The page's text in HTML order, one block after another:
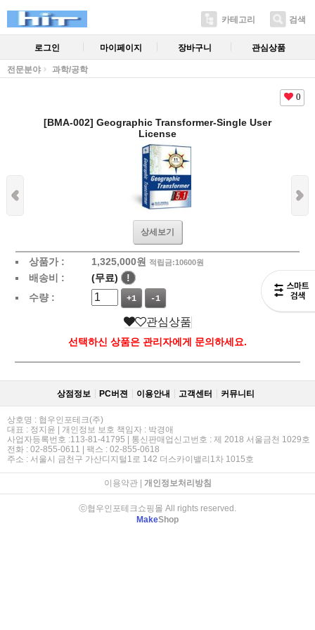
카테고리 검색
로그인 마이페이지 장바구니 관심상품
전문분야 과학/공학
0
[BMA-002] Geographic Transformer-Single User
License
상세보기
상품가 : 1,325,000원 적립금:10600원
배송비 : (무료)
!
수량 :
+1 -1
관심상품
선택하신 상품은 관리자에게 문의하세요.
상점정보 PC버젼 이용안내 고객센터 커뮤니티
상호명 : 협우인포테크(주)
대표 : 정지윤 | 개인정보 보호 책임자 : 박경애
사업자등록번호 :113-81-41795 | 통신판매업신고번호 : 제 2018 서울금천 1029호
전화 : 02-855-0611 | 팩스 : 02-855-0618
주소 : 서울시 금천구 가산디지털1로 142 더스카이밸리1차 1015호
이용약관| 개인정보처리방침
ⓒ협우인포테크쇼핑몰 All rights reserved.
MakeShop